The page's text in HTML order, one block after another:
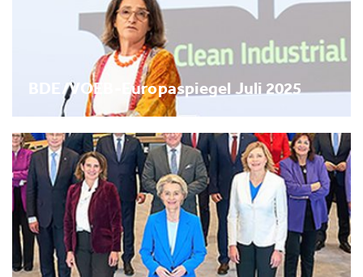
BDE/VOEB-Europaspiegel Juli 2025